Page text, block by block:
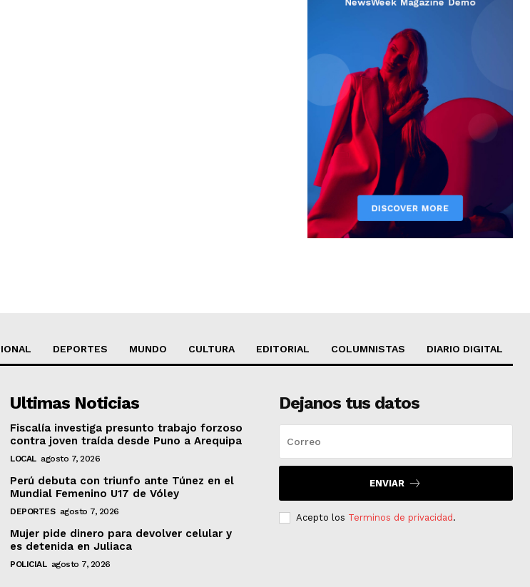
DEPORTES MUNDO CULTURA EDITORIAL COLUMNISTAS DIARIO DIGITAL
Ultimas Noticias
Fiscalía investiga presunto trabajo forzoso
contra joven traída desde Puno a Arequipa
LOCAL agosto 7, 2026
Perú debuta con triunfo ante Túnez en el
Mundial Femenino U17 de Vóley
DEPORTES agosto 7, 2026
Mujer pide dinero para devolver celular y
es detenida en Juliaca
POLICIAL agosto 7, 2026
Dejanos tus datos
ENVIAR
Acepto los Terminos de privacidad .